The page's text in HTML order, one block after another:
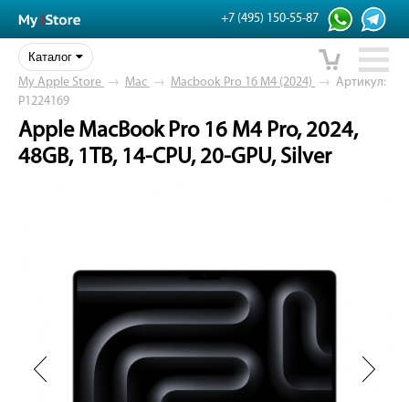
+7 (495) 150-55-87
Каталог
My Apple Store → Mac → Macbook Pro 16 M4 (2024) → Артикул:
P1224169
Apple MacBook Pro 16 M4 Pro, 2024,
48GB, 1TB, 14-CPU, 20-GPU, Silver